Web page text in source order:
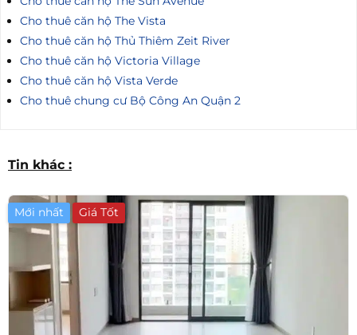
Cho thuê căn hộ The Vista
Cho thuê căn hộ Thủ Thiêm Zeit River
Cho thuê căn hộ Victoria Village
Cho thuê căn hộ Vista Verde
Cho thuê chung cư Bộ Công An Quận 2
Tin khác :
Mới nhất Giá Tốt